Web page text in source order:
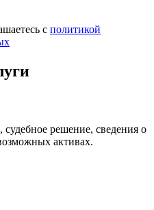
с политикой
решение, сведения о
активах.